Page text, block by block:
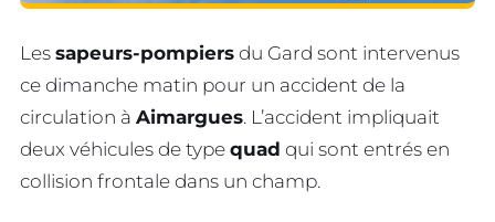
Les sapeurs-pompiers du Gard sont intervenus
ce dimanche matin pour un accident de la
circulation à Aimargues. L’accident impliquait
deux véhicules de type quad qui sont entrés en
collision frontale dans un champ.